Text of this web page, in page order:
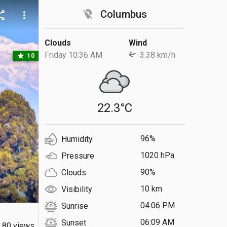
location_off Columbus
Clouds
Friday 10:36 AM
Wind
3.38 km/h
22.3°C
Humidity
96%
Pressure
1020 hPa
Clouds
90%
Visibility
10 km
Sunrise
04:06 PM
Sunset
06:09 AM
more_vert
star 10